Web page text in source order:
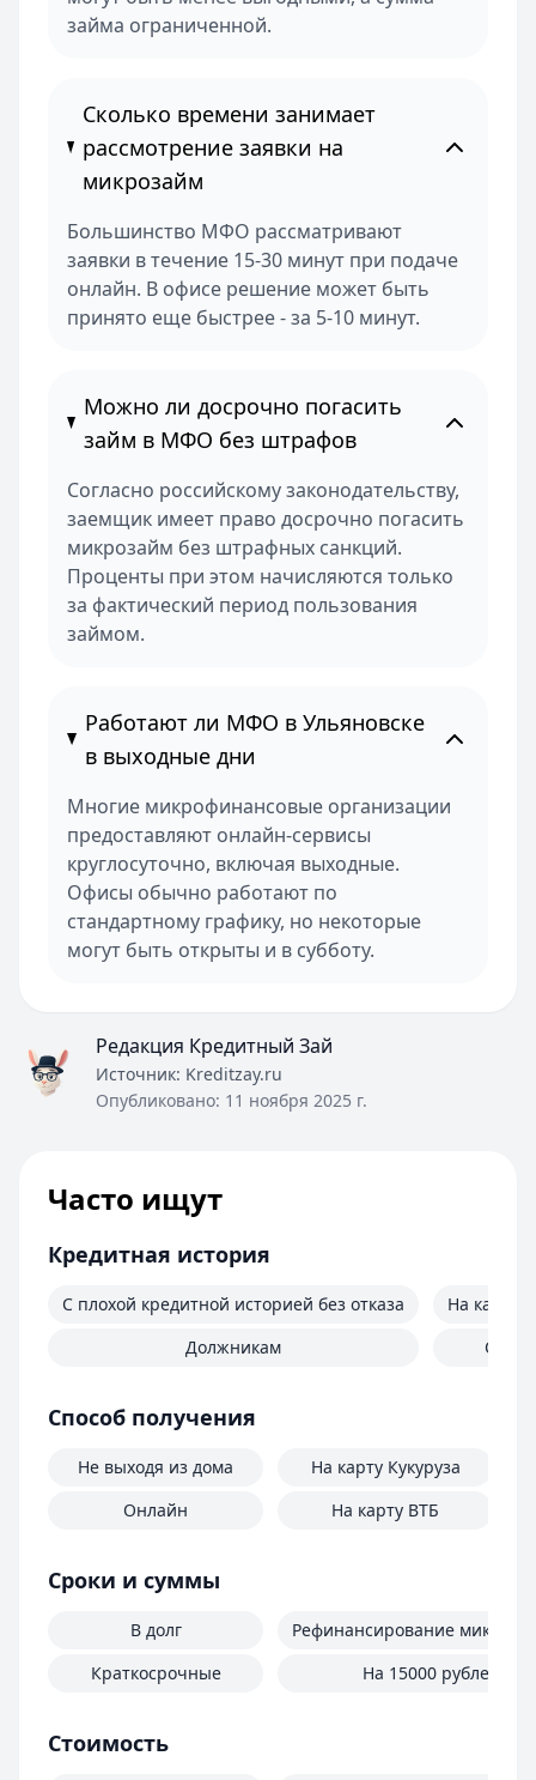
займа ограниченной.
Сколько времени занимает
рассмотрение заявки на
микрозайм
Большинство МФО рассматривают
заявки в течение 15-30 минут при подаче
онлайн. В офисе решение может быть
принято еще быстрее - за 5-10 минут.
Можно ли досрочно погасить
займ в МФО без штрафов
Согласно российскому законодательству,
заемщик имеет право досрочно погасить
микрозайм без штрафных санкций.
Проценты при этом начисляются только
за фактический период пользования
займом.
Работают ли МФО в Ульяновске
в выходные дни
Многие микрофинансовые организации
предоставляют онлайн-сервисы
круглосуточно, включая выходные.
Офисы обычно работают по
стандартному графику, но некоторые
могут быть открыты и в субботу.
Редакция Кредитный Зай
Источник: Kreditzay.ru
Опубликовано: 11 ноября 2025 г.
Часто ищут
Кредитная история
С плохой кредитной историей без отказа
Должникам
На карту
С
Способ получения
Не выходя из дома
Онлайн
На карту Кукуруза
На карту ВТБ
Сроки и суммы
В долг
Краткосрочные
Рефинансирование
На 15000 рублей
Стоимость